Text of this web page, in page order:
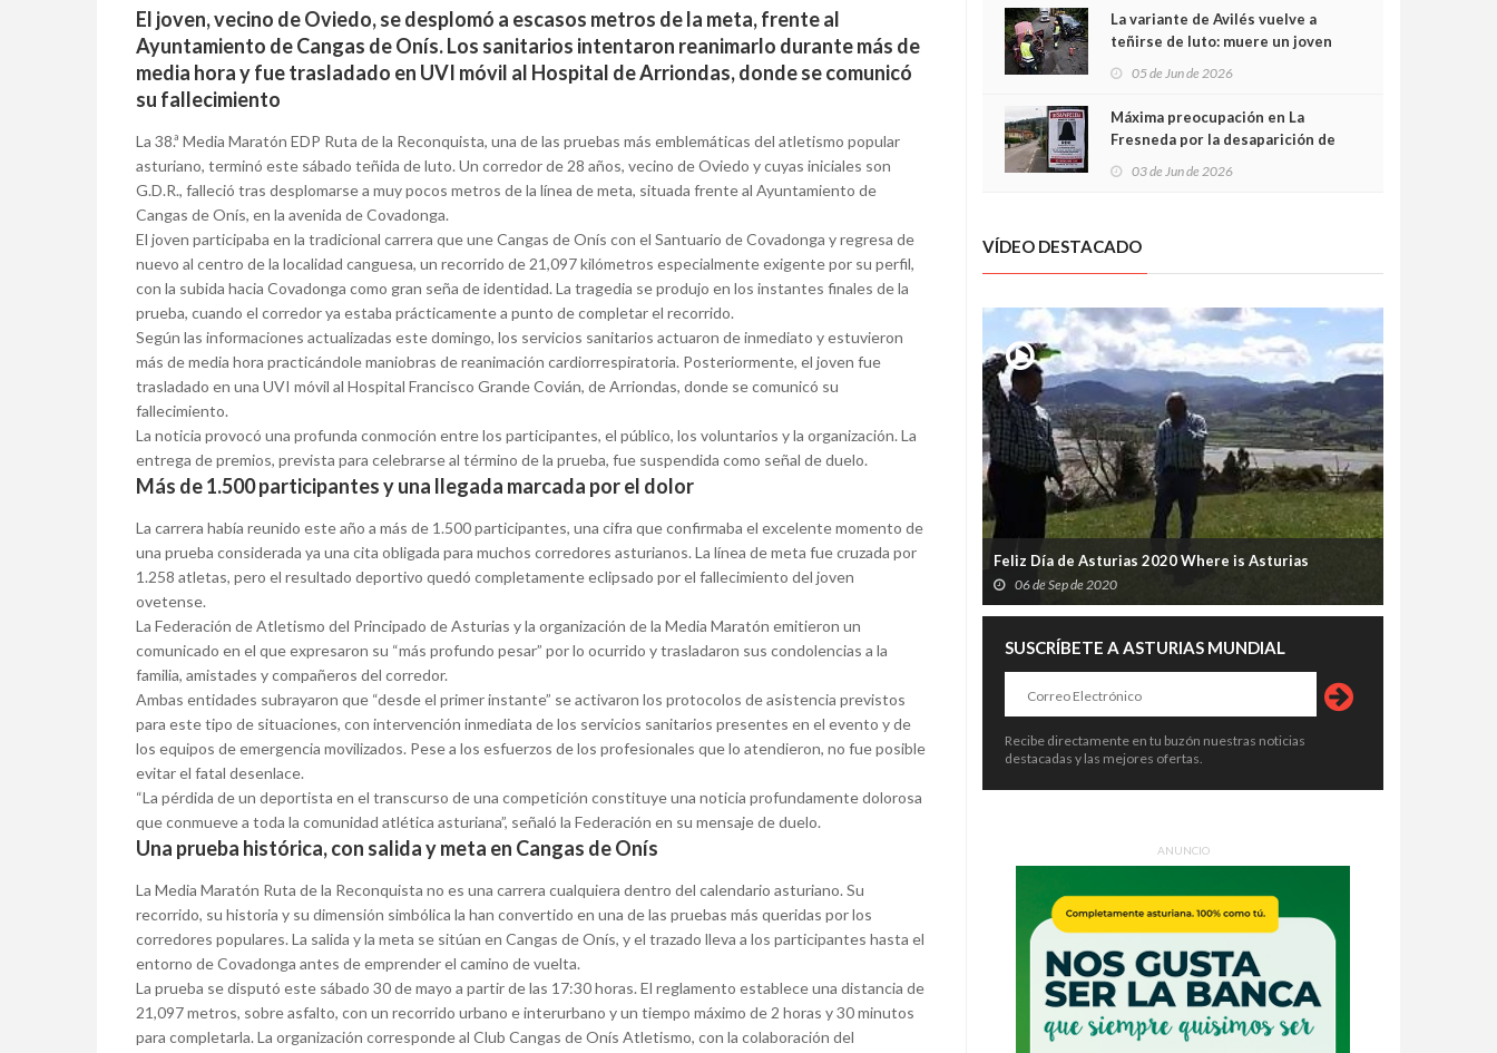
El joven, vecino de Oviedo, se desplomó a escasos metros de la meta, frente al
Ayuntamiento de Cangas de Onís. Los sanitarios intentaron reanimarlo durante más de
media hora y fue trasladado en UVI móvil al Hospital de Arriondas, donde se comunicó
su fallecimiento
La 38.ª Media Maratón EDP Ruta de la Reconquista, una de las pruebas más emblemáticas del atletismo popular
asturiano, terminó este sábado teñida de luto. Un corredor de 28 años, vecino de Oviedo y cuyas iniciales son
G.D.R., falleció tras desplomarse a muy pocos metros de la línea de meta, situada frente al Ayuntamiento de
Cangas de Onís, en la avenida de Covadonga.
El joven participaba en la tradicional carrera que une Cangas de Onís con el Santuario de Covadonga y regresa de
nuevo al centro de la localidad canguesa, un recorrido de 21,097 kilómetros especialmente exigente por su perfil,
con la subida hacia Covadonga como gran seña de identidad. La tragedia se produjo en los instantes finales de la
prueba, cuando el corredor ya estaba prácticamente a punto de completar el recorrido.
Según las informaciones actualizadas este domingo, los servicios sanitarios actuaron de inmediato y estuvieron
más de media hora practicándole maniobras de reanimación cardiorrespiratoria. Posteriormente, el joven fue
trasladado en una UVI móvil al Hospital Francisco Grande Covián, de Arriondas, donde se comunicó su
fallecimiento.
La noticia provocó una profunda conmoción entre los participantes, el público, los voluntarios y la organización. La
entrega de premios, prevista para celebrarse al término de la prueba, fue suspendida como señal de duelo.
Más de 1.500 participantes y una llegada marcada por el dolor
La carrera había reunido este año a más de 1.500 participantes, una cifra que confirmaba el excelente momento de
una prueba considerada ya una cita obligada para muchos corredores asturianos. La línea de meta fue cruzada por
1.258 atletas, pero el resultado deportivo quedó completamente eclipsado por el fallecimiento del joven
ovetense.
La Federación de Atletismo del Principado de Asturias y la organización de la Media Maratón emitieron un
comunicado en el que expresaron su “más profundo pesar” por lo ocurrido y trasladaron sus condolencias a la
familia, amistades y compañeros del corredor.
Ambas entidades subrayaron que “desde el primer instante” se activaron los protocolos de asistencia previstos
para este tipo de situaciones, con intervención inmediata de los servicios sanitarios presentes en el evento y de
los equipos de emergencia movilizados. Pese a los esfuerzos de los profesionales que lo atendieron, no fue posible
evitar el fatal desenlace.
“La pérdida de un deportista en el transcurso de una competición constituye una noticia profundamente dolorosa
que conmueve a toda la comunidad atlética asturiana”, señaló la Federación en su mensaje de duelo.
Una prueba histórica, con salida y meta en Cangas de Onís
La Media Maratón Ruta de la Reconquista no es una carrera cualquiera dentro del calendario asturiano. Su
recorrido, su historia y su dimensión simbólica la han convertido en una de las pruebas más queridas por los
corredores populares. La salida y la meta se sitúan en Cangas de Onís, y el trazado lleva a los participantes hasta el
entorno de Covadonga antes de emprender el camino de vuelta.
La prueba se disputó este sábado 30 de mayo a partir de las 17:30 horas. El reglamento establece una distancia de
21,097 metros, sobre asfalto, con un recorrido urbano e interurbano y un tiempo máximo de 2 horas y 30 minutos
para completarla. La organización corresponde al Club Cangas de Onís Atletismo, con la colaboración del
cabían por los túneles
La variante de Avilés vuelve a
teñirse de luto: muere un joven
05 de Jun de 2026
Máxima preocupación en La
Fresneda por la desaparición de
03 de Jun de 2026
VÍDEO DESTACADO
Feliz Día de Asturias 2020 Where is Asturias
06 de Sep de 2020
SUSCRÍBETE A ASTURIAS MUNDIAL
Recibe directamente en tu buzón nuestras noticias
destacadas y las mejores ofertas.
ANUNCIO